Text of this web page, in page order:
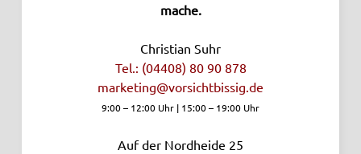
mache.
Christian Suhr
Tel.: (04408) 80 90 878
marketing­@vorsichtbissig.de
9:00 – 12:00 Uhr | 15:00 – 19:00 Uhr
Auf der Nordheide 25